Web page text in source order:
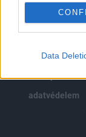
Data
adatvédelem